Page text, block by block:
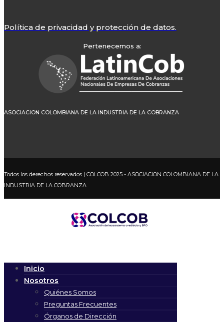
Política de privacidad y protección de datos.
Pertenecemos a:
ASOCIACION COLOMBIANA DE LA INDUSTRIA DE LA COBRANZA
Todos los derechos reservados | COLCOB 2025 - ASOCIACION COLOMBIANA DE LA
INDUSTRIA DE LA COBRANZA
Inicio
Nosotros
Quiénes Somos
Preguntas Frecuentes
Órganos de Dirección